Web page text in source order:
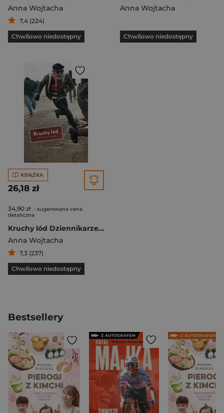
Anna Wojtacha
7,4 (224)
Chwilowo niedostępny
Anna Wojtacha
Chwilowo niedostępny
KSIĄŻKA
26,18 zł
34,90 zł - sugerowana cena
detaliczna
Kruchy lód Dziennikarze na wojnie
Anna Wojtacha
7,3 (237)
Chwilowo niedostępny
Bestsellery